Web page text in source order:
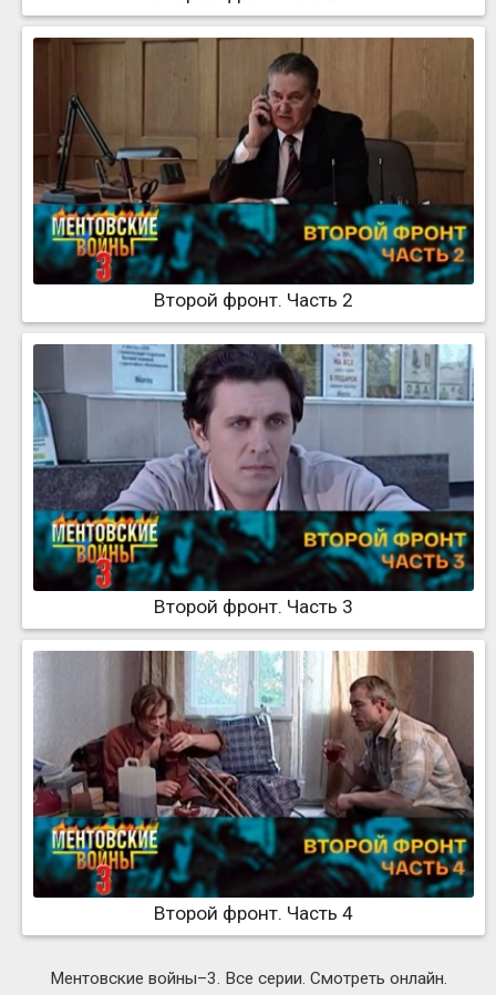
Второй фронт. Часть 2
Второй фронт. Часть 3
Второй фронт. Часть 4
Ментовские войны–3. Все серии. Смотреть онлайн.